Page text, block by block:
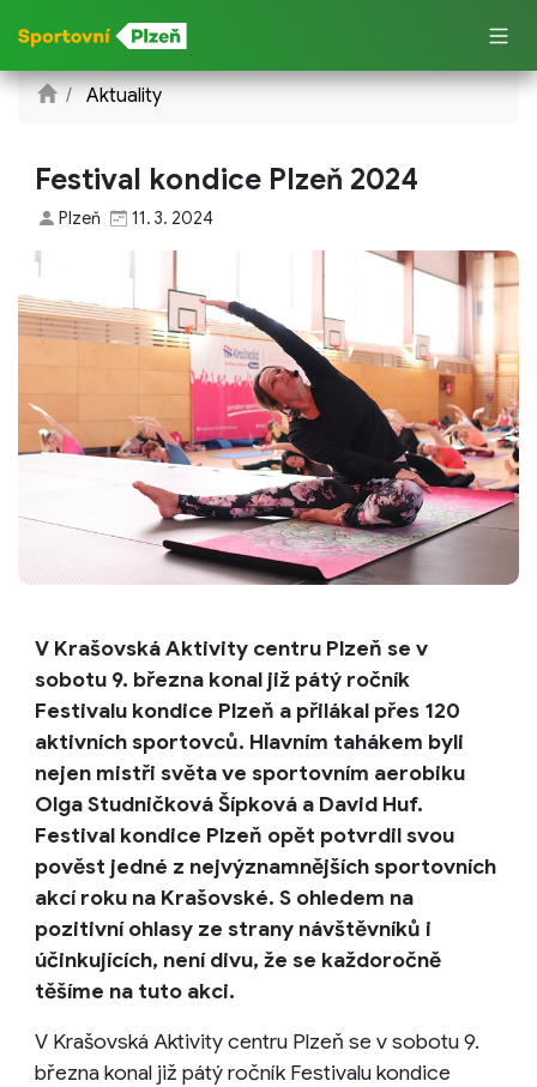
Aktuality
Festival kondice Plzeň 2024
Plzeň 11. 3. 2024
V Krašovská Aktivity centru Plzeň se v
sobotu 9. března konal již pátý ročník
Festivalu kondice Plzeň a přilákal přes 120
aktivních sportovců. Hlavním tahákem byli
nejen mistři světa ve sportovním aerobiku
Olga Studničková Šípková a David Huf.
Festival kondice Plzeň opět potvrdil svou
pověst jedné z nejvýznamnějších sportovních
akcí roku na Krašovské. S ohledem na
pozitivní ohlasy ze strany návštěvníků i
účinkujících, není divu, že se každoročně
těšíme na tuto akci.
V Krašovská Aktivity centru Plzeň se v sobotu 9.
března konal již pátý ročník Festivalu kondice